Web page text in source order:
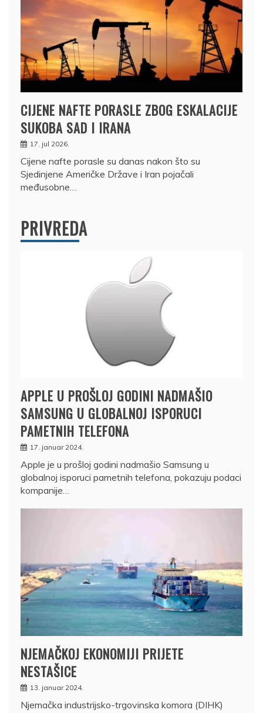
CIJENE NAFTE PORASLE ZBOG ESKALACIJE
SUKOBA SAD I IRANA
17. jul 2026.
Cijene nafte porasle su danas nakon što su
Sjedinjene Američke Države i Iran pojačali
međusobne…
PRIVREDA
APPLE U PROŠLOJ GODINI NADMAŠIO
SAMSUNG U GLOBALNOJ ISPORUCI
PAMETNIH TELEFONA
17. januar 2024.
Apple je u prošloj godini nadmašio Samsung u
globalnoj isporuci pametnih telefona, pokazuju podaci
kompanije…
NJEMAČKOJ EKONOMIJI PRIJETE
NESTAŠICE
13. januar 2024.
Njemačka industrijsko-trgovinska komora (DIHK)